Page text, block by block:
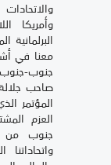
وأمريكا
معنا في
جنوب-
صاحب
المؤتمر
العزم
جنوب من
واتحاداتنا